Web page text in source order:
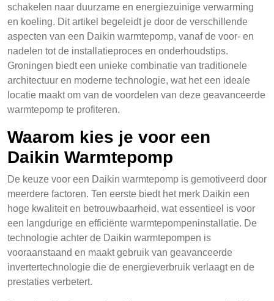
schakelen naar duurzame en energiezuinige verwarming
en koeling. Dit artikel begeleidt je door de verschillende
aspecten van een Daikin warmtepomp, vanaf de voor- en
nadelen tot de installatieproces en onderhoudstips.
Groningen biedt een unieke combinatie van traditionele
architectuur en moderne technologie, wat het een ideale
locatie maakt om van de voordelen van deze geavanceerde
warmtepomp te profiteren.
Waarom kies je voor een
Daikin Warmtepomp
De keuze voor een Daikin warmtepomp is gemotiveerd door
meerdere factoren. Ten eerste biedt het merk Daikin een
hoge kwaliteit en betrouwbaarheid, wat essentieel is voor
een langdurige en efficiënte warmtepompeninstallatie. De
technologie achter de Daikin warmtepompen is
vooraanstaand en maakt gebruik van geavanceerde
invertertechnologie die de energieverbruik verlaagt en de
prestaties verbetert.